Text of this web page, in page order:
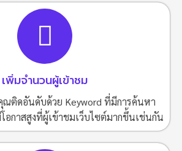
เพิ่มจำนวนผู้เข้าชม
ณติดอันดับด้วย Keyword ที่มีการค้นหา
อกาสสูงที่ผู้เข้าชมเว็บไซต์มากขึ้นเช่นกัน